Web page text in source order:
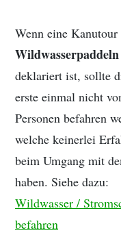
Wenn eine Kanutour
Wildwasserpaddeln
deklariert ist, sollte
erste einmal nicht
Personen befahren
welche keinerlei
beim Umgang mit
haben. Siehe dazu:
Wildwasser /
befahren